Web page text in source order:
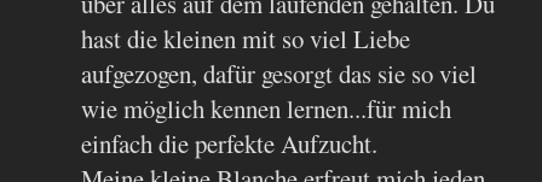
hast die kleinen mit so viel Liebe
aufgezogen, dafür gesorgt das sie so viel
wie möglich kennen lernen...für mich
einfach die perfekte Aufzucht.